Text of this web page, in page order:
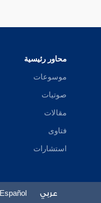
باب الفاء
باب القاف
باب الواو
محاور رئيسية
موسوعات
صوتيات
مقالات
فتاوى
استشارات
عربي Español